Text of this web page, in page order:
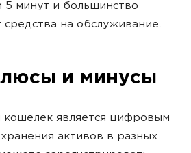
5 минут и большинство
на обслуживание.
и минусы
кошелек является цифровым
активов в разных